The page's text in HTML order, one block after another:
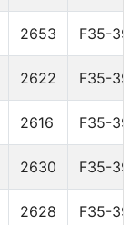
2653 F35-39
2622 F35-39
2616 F35-39
2630 F35-39
2628 F35-39